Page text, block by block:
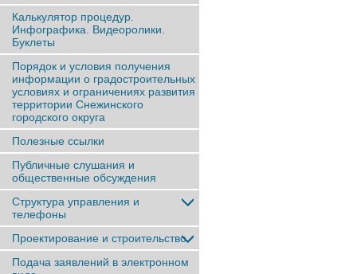
Калькулятор процедур.
Инфографика. Видеоролики.
Буклеты
Порядок и условия получения
информации о градостроительных
условиях и ограничениях развития
территории Снежинского
городского округа
Полезные ссылки
Публичные слушания и
общественные обсуждения
Структура управления и
телефоны
Проектирование и строительство
Подача заявлений в электронном